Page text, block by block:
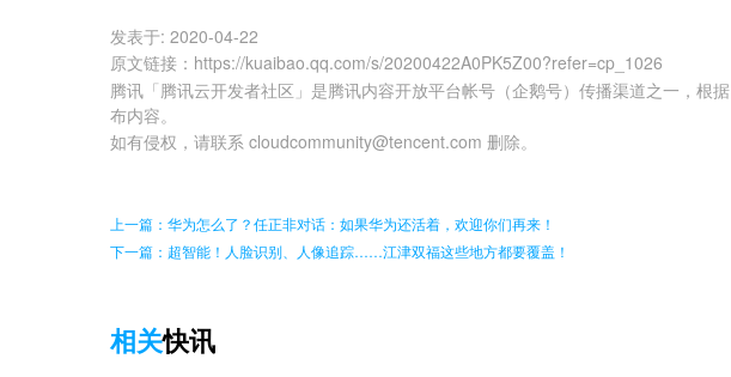
发表于: 2020-04-22
原文链接 ： https://kuaibao.qq.com/s/20200422A0PK5Z00?refer=cp_1026
腾讯「腾讯云开发者社区」是腾讯内容开放平台帐号（企鹅号）传播渠道之一，根据
布内容。
如有侵权，请联系 cloudcommunity@tencent.com 删除。
上一篇：华为怎么了？任正非对话：如果华为还活着，欢迎你们再来！
下一篇：超智能！人脸识别、人像追踪……江津双福这些地方都要覆盖！
相关快讯